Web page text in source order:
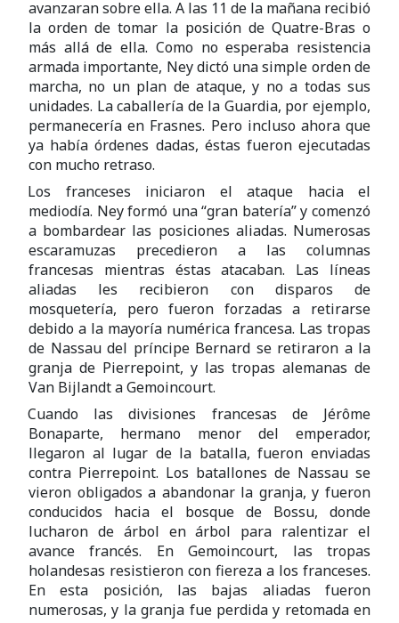
avanzaran sobre ella. A las 11 de la mañana recibió
la orden de tomar la posición de Quatre-Bras o
más allá de ella. Como no esperaba resistencia
armada importante, Ney dictó una simple orden de
marcha, no un plan de ataque, y no a todas sus
unidades. La caballería de la Guardia, por ejemplo,
permanecería en Frasnes. Pero incluso ahora que
ya había órdenes dadas, éstas fueron ejecutadas
con mucho retraso.
Los franceses iniciaron el ataque hacia el
mediodía. Ney formó una “gran batería” y comenzó
a bombardear las posiciones aliadas. Numerosas
escaramuzas precedieron a las columnas
francesas mientras éstas atacaban. Las líneas
aliadas les recibieron con disparos de
mosquetería, pero fueron forzadas a retirarse
debido a la mayoría numérica francesa. Las tropas
de Nassau del príncipe Bernard se retiraron a la
granja de Pierrepoint, y las tropas alemanas de
Van Bijlandt a Gemoincourt.
Cuando las divisiones francesas de Jérôme
Bonaparte, hermano menor del emperador,
llegaron al lugar de la batalla, fueron enviadas
contra Pierrepoint. Los batallones de Nassau se
vieron obligados a abandonar la granja, y fueron
conducidos hacia el bosque de Bossu, donde
lucharon de árbol en árbol para ralentizar el
avance francés. En Gemoincourt, las tropas
holandesas resistieron con fiereza a los franceses.
En esta posición, las bajas aliadas fueron
numerosas, y la granja fue perdida y retomada en